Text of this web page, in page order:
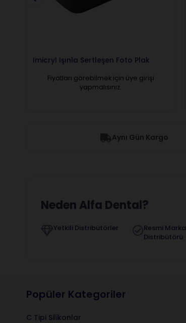
Imicryl Işınla Sertleşen Foto Plak
Fiyatları görebilmek için üye girişi
yapmalısınız.
Aynı Gün Kargo
Neden Alfa Dental?
Yetkili Distribütörler
Resmi Marka
Distribütörü
Popüler Kategoriler
C Tipi Silikonlar